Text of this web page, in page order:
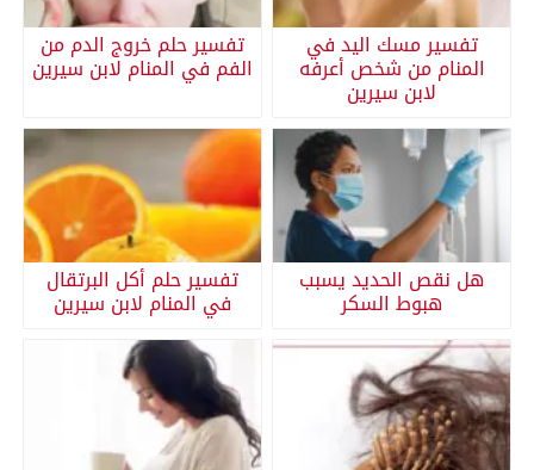
تفسير مسك اليد في
المنام من شخص أعرفه
لابن سيرين
تفسير حلم خروج الدم من
الفم في المنام لابن سيرين
هل نقص الحديد يسبب
هبوط السكر
تفسير حلم أكل البرتقال
في المنام لابن سيرين